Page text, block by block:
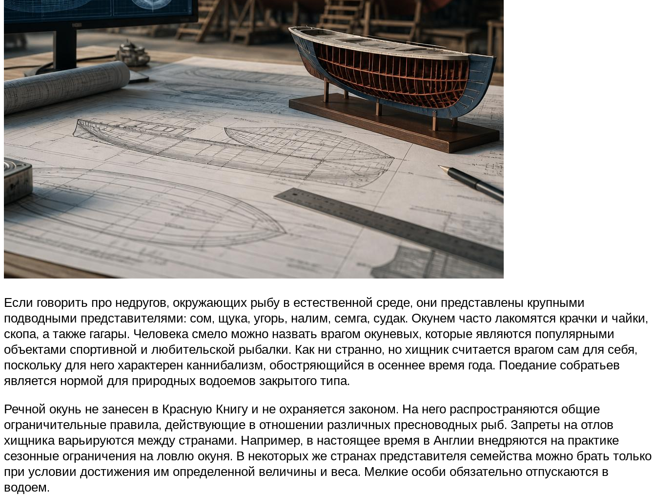
Если говорить про недругов, окружающих рыбу в естественной среде, они представлены крупными
подводными представителями: сом, щука, угорь, налим, семга, судак. Окунем часто лакомятся крачки и чайки,
скопа, а также гагары. Человека смело можно назвать врагом окуневых, которые являются популярными
объектами спортивной и любительской рыбалки. Как ни странно, но хищник считается врагом сам для себя,
поскольку для него характерен каннибализм, обостряющийся в осеннее время года. Поедание собратьев
является нормой для природных водоемов закрытого типа.
Речной окунь не занесен в Красную Книгу и не охраняется законом. На него распространяются общие
ограничительные правила, действующие в отношении различных пресноводных рыб. Запреты на отлов
хищника варьируются между странами. Например, в настоящее время в Англии внедряются на практике
сезонные ограничения на ловлю окуня. В некоторых же странах представителя семейства можно брать только
при условии достижения им определенной величины и веса. Мелкие особи обязательно отпускаются в
водоем.